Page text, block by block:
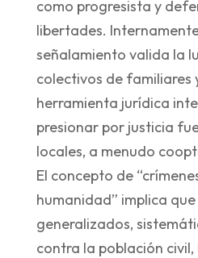
como progresista y
libertades.
señalamiento valida la
colectivos de familiares
herramienta jurídica
presionar por justicia
locales, a menudo
El concepto de
humanidad” implica
generalizados,
contra la población